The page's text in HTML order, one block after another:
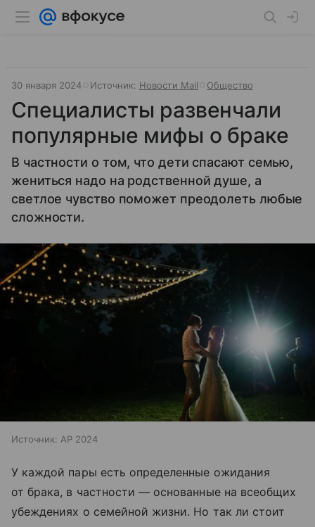
30 января 2024 Источник: Новости Mail Общество
Специалисты развенчали
популярные мифы о браке
В частности о том, что дети спасают семью,
жениться надо на родственной душе, а
светлое чувство поможет преодолеть любые
сложности.
Источник: AP 2024
У каждой пары есть определенные ожидания
от брака, в частности — основанные на всеобщих
убеждениях о семейной жизни. Но так ли стоит